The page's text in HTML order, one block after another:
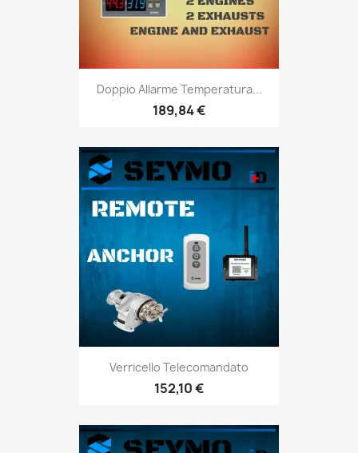
Doppio Allarme Temperatura...
189,84 €
Verricello Telecomandato
152,10 €